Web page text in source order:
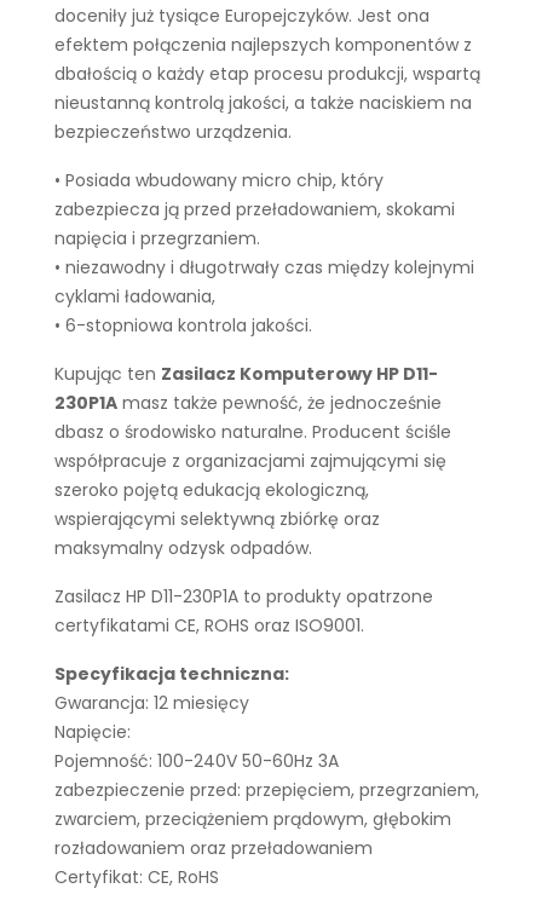
doceniły już tysiące Europejczyków. Jest ona
efektem połączenia najlepszych komponentów z
dbałością o każdy etap procesu produkcji, wspartą
nieustanną kontrolą jakości, a także naciskiem na
bezpieczeństwo urządzenia.
• Posiada wbudowany micro chip, który
zabezpiecza ją przed przeładowaniem, skokami
napięcia i przegrzaniem.
• niezawodny i długotrwały czas między kolejnymi
cyklami ładowania,
• 6-stopniowa kontrola jakości.
Kupując ten Zasilacz Komputerowy HP D11-
230P1A masz także pewność, że jednocześnie
dbasz o środowisko naturalne. Producent ściśle
współpracuje z organizacjami zajmującymi się
szeroko pojętą edukacją ekologiczną,
wspierającymi selektywną zbiórkę oraz
maksymalny odzysk odpadów.
Zasilacz HP D11-230P1A to produkty opatrzone
certyfikatami CE, ROHS oraz ISO9001.
Specyfikacja techniczna:
Gwarancja: 12 miesięcy
Napięcie:
Pojemność: 100-240V 50-60Hz 3A
zabezpieczenie przed: przepięciem, przegrzaniem,
zwarciem, przeciążeniem prądowym, głębokim
rozładowaniem oraz przeładowaniem
Certyfikat: CE, RoHS